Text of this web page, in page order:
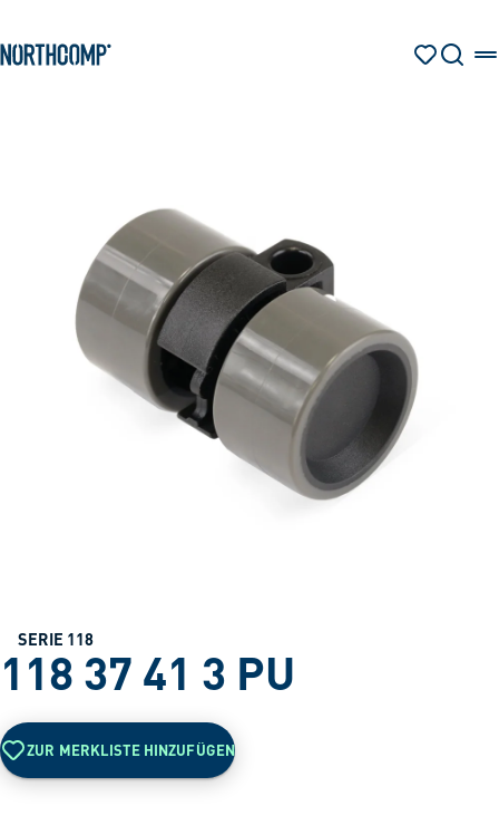
Zur Navigation springen
SUCHE
SERIE 118
118 37 41 3 PU
ZUR MERKLISTE HINZUFÜGEN